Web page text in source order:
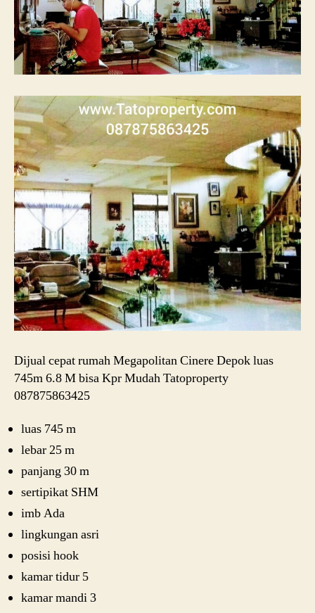
Dijual cepat rumah Megapolitan Cinere Depok luas
745m 6.8 M bisa Kpr Mudah Tatoproperty
087875863425
luas 745 m
lebar 25 m
panjang 30 m
sertipikat SHM
imb Ada
lingkungan asri
posisi hook
kamar tidur 5
kamar mandi 3